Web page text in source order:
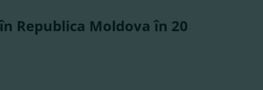
Republica Moldova în 20